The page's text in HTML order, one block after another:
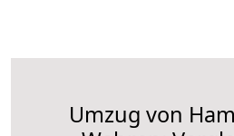
Umzug von